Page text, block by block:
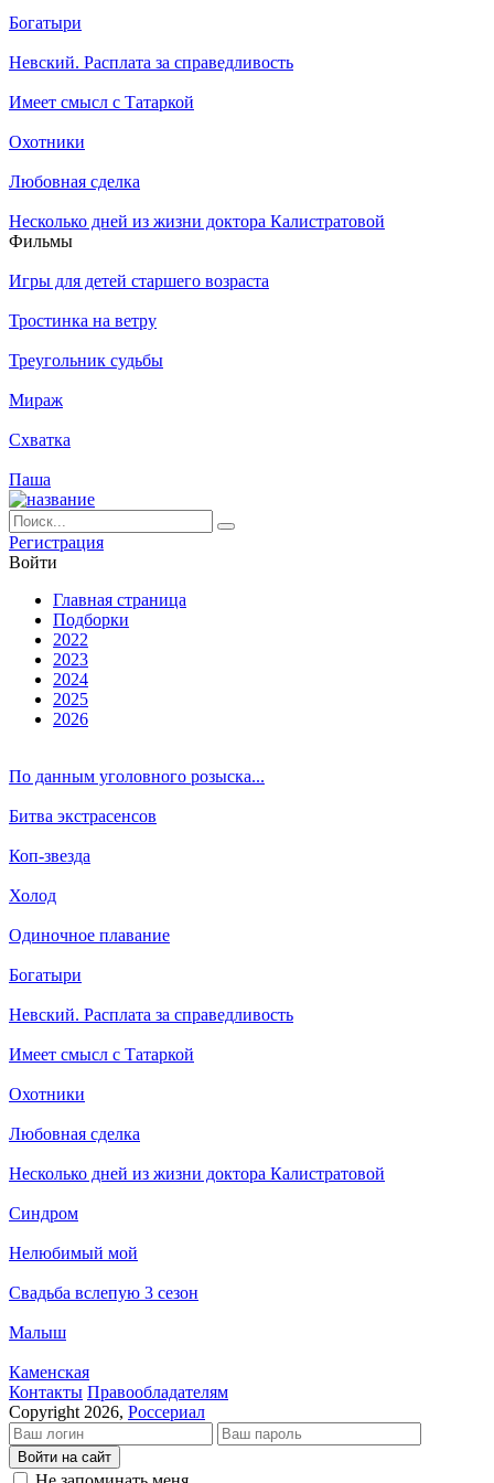
Богатыри
Невский. Расплата за справедливость
Имеет смысл с Татаркой
Охотники
Любовная сделка
Несколько дней из жизни доктора Калистратовой
Филь­мы
Игры для детей старшего возраста
Тростинка на ветру
Треугольник судьбы
Мираж
Схватка
Паша
Ре­ги­ст­ра­ция
Вой­ти
Глав­ная стра­ни­ца
Подборки
2022
2023
2024
2025
2026
По данным уголовного розыска...
Битва экстрасенсов
Коп-звезда
Холод
Одиночное плавание
Богатыри
Невский. Расплата за справедливость
Имеет смысл с Татаркой
Охотники
Любовная сделка
Несколько дней из жизни доктора Калистратовой
Синдром
Нелюбимый мой
Свадьба вслепую 3 сезон
Малыш
Каменская
Кон­так­ты Пра­во­об­ла­да­те­лям
Copyright 2026, Россериал
Войти на сайт